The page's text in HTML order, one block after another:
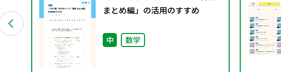
まとめ編」の活用のすすめ
中 数学